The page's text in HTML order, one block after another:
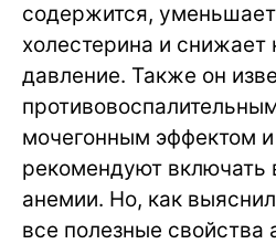
содержится,
холестерина и снижает
давление. Также он
мочегонным эффектом
рекомендуют включать
анемии. Но, как
все полезные свойства